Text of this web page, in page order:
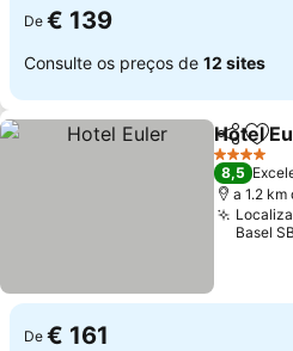
De € 139
Consulte os preços de 12 sites
Partilhar
Hotel
4 Estrelas
8,5
a 1.2 km
Basel
De € 161